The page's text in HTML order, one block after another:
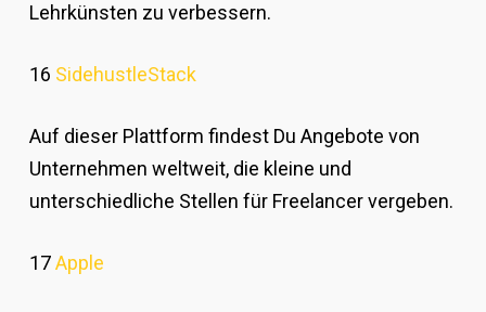
Lehrkünsten zu verbessern.
16 SidehustleStack
Auf dieser Plattform findest Du Angebote von
Unternehmen weltweit, die kleine und
unterschiedliche Stellen für Freelancer vergeben.
17Apple